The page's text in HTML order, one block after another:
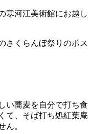
寒河江美術館にお越し
さくらんぼ祭りのポス
い蕎麦を自分で打ち食
て、そば打ち処紅葉庵
ん。